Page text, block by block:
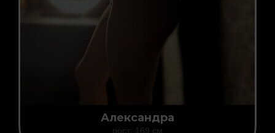
Александра
рост: 169 см